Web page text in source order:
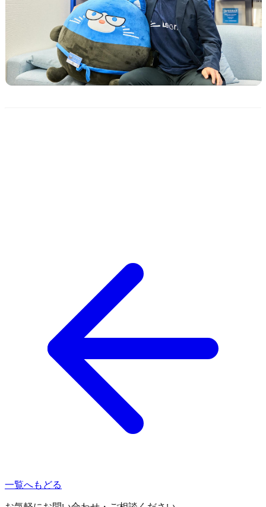
一覧へもどる